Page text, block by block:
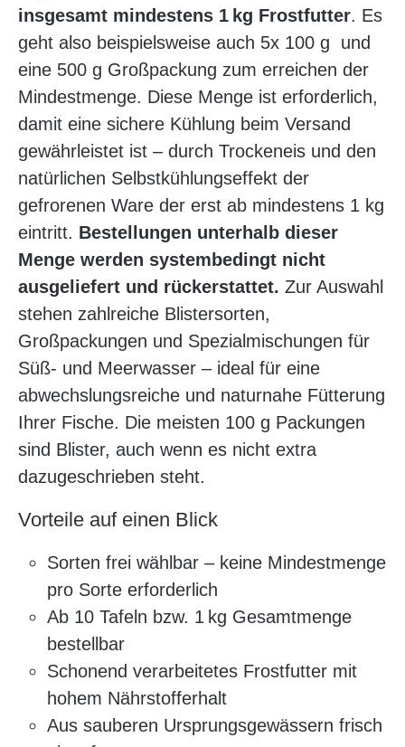
insgesamt mindestens 1 kg Frostfutter. Es
geht also beispielsweise auch 5x 100 g und
eine 500 g Großpackung zum erreichen der
Mindestmenge. Diese Menge ist erforderlich,
damit eine sichere Kühlung beim Versand
gewährleistet ist – durch Trockeneis und den
natürlichen Selbstkühlungseffekt der
gefrorenen Ware der erst ab mindestens 1 kg
eintritt. Bestellungen unterhalb dieser
Menge werden systembedingt nicht
ausgeliefert und rückerstattet. Zur Auswahl
stehen zahlreiche Blistersorten,
Großpackungen und Spezialmischungen für
Süß- und Meerwasser – ideal für eine
abwechslungsreiche und naturnahe Fütterung
Ihrer Fische. Die meisten 100 g Packungen
sind Blister, auch wenn es nicht extra
dazugeschrieben steht.
Vorteile auf einen Blick
Sorten frei wählbar – keine Mindestmenge
pro Sorte erforderlich
Ab 10 Tafeln bzw. 1 kg Gesamtmenge
bestellbar
Schonend verarbeitetes Frostfutter mit
hohem Nährstofferhalt
Aus sauberen Ursprungsgewässern frisch